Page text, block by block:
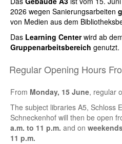
2026 wegen Sanierungsarbeiten
von Medien aus dem
Das Learning Centerwird ab
Gruppenarbeitsbereich genutzt.
Regular Opening Hours
From Monday, 15 June, regular
The subject libraries A5, Schloss
Schneckenhof will then be open
a.m. to 11 p.m. and on
11 p.m.